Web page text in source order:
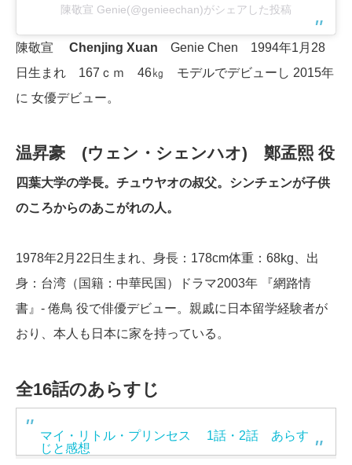
陳敬宣 Genie(@genieechan)がシェアした投稿
陳敬宣 Chenjing Xuan Genie Chen 1994年1月28
日生まれ 167ｃｍ 46㎏ モデルでデビューし 2015年
に 女優デビュー。
温昇豪 (ウェン・シェンハオ) 鄭孟熙 役
四葉大学の学長。チュウヤオの叔父。シンチェンが子供
のころからのあこがれの人。
1978年2月22日生まれ、身長：178cm体重：68kg、出
身：台湾（国籍：中華民国）ドラマ2003年 『網路情
書』- 倦鳥 役で俳優デビュー。親戚に日本留学経験者が
おり、本人も日本に家を持っている。
全16話のあらすじ
マイ・リトル・プリンセス 1話・2話 あらす
じと感想